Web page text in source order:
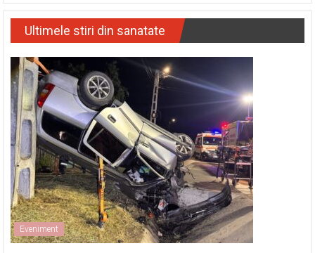
Ultimele stiri din sanatate
Eveniment